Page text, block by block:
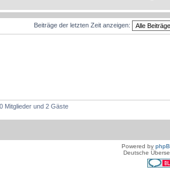
Beiträge der letzten Zeit anzeigen:
Mitglieder und 2 Gäste
Powered by
Deutsche